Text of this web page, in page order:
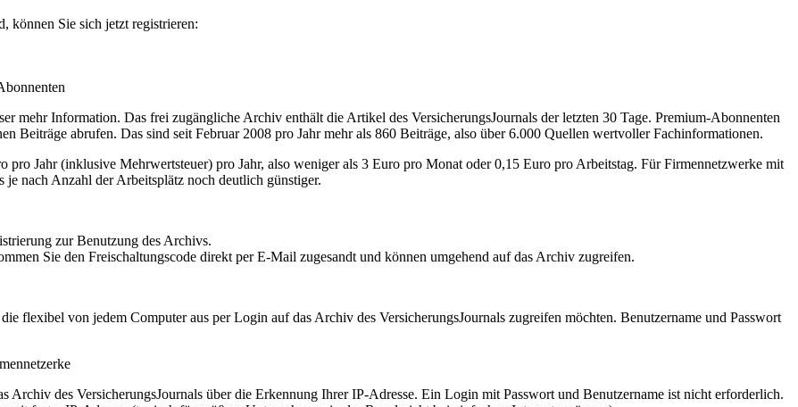
können Sie sich jetzt registrieren:
mehr Information. Das frei zugängliche Archiv enthält die Artikel des VersicherungsJournals der letzten 30 Tage. Premium-Abonnenten
Beiträge abrufen. Das sind seit Februar 2008 pro Jahr mehr als 860 Beiträge, also über 6.000 Quellen wertvoller Fachinformationen.
pro Jahr (inklusive Mehrwertsteuer) pro Jahr, also weniger als 3 Euro pro Monat oder 0,15 Euro pro Arbeitstag. Für Firmennetzwerke mit
je nach Anzahl der Arbeitsplätz noch deutlich günstiger.
zur Benutzung des Archivs.
Sie den Freischaltungscode direkt per E-Mail zugesandt und können umgehend auf das Archiv zugreifen.
flexibel von jedem Computer aus per Login auf das Archiv des VersicherungsJournals zugreifen möchten. Benutzername und Passwort
Archiv des VersicherungsJournals über die Erkennung Ihrer IP-Adresse. Ein Login mit Passwort und Benutzername ist nicht erforderlich.